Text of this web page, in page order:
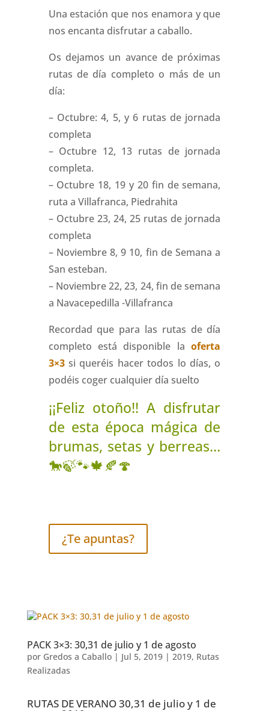
Una estación que nos enamora y que
nos encanta disfrutar a caballo.
Os dejamos un avance de próximas
rutas de día completo o más de un
día:
– Octubre: 4, 5, y 6 rutas de jornada
completa
– Octubre 12, 13 rutas de jornada
completa.
– Octubre 18, 19 y 20 fin de semana,
ruta a Villafranca, Piedrahita
– Octubre 23, 24, 25 rutas de jornada
completa
– Noviembre 8, 9 10, fin de Semana a
San esteban.
– Noviembre 22, 23, 24, fin de semana
a Navacepedilla -Villafranca
Recordad que para las rutas de día
completo está disponible laoferta
3×3si queréis hacer todos lo días, o
podéis coger cualquier día suelto
¡¡Feliz otoño!! A disfrutar
de esta época mágica de
brumas, setas y berreas…
🐎🍃🐾🍁🍂🍄
¿Te apuntas?
PACK 3×3: 30,31 de julio y 1 de agosto
por Gredos a Caballo| Jul 5, 2019| 2019, Rutas
Realizadas
RUTAS DE VERANO 30,31 de julio y 1 de